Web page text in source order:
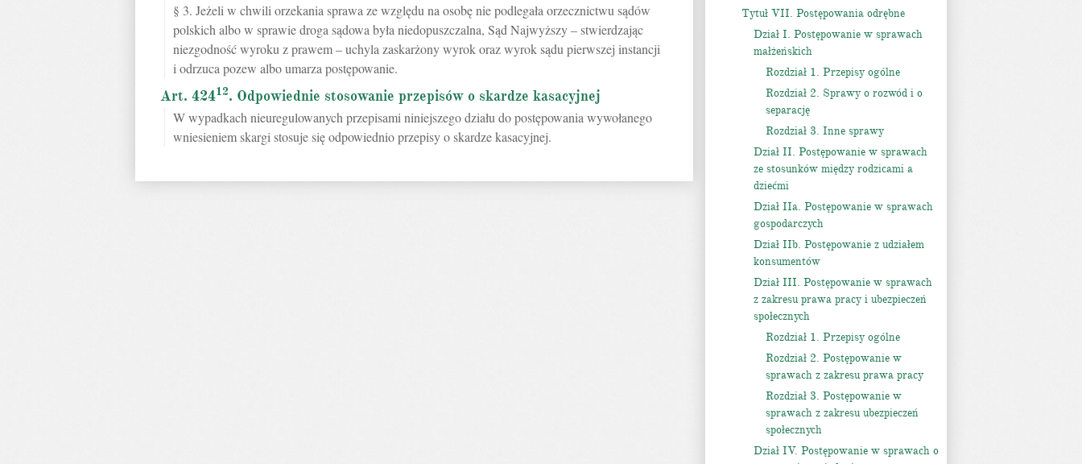
§ 3. Jeżeli w chwili orzekania sprawa ze względu na osobę nie podlegała orzecznictwu sądów
polskich albo w sprawie droga sądowa była niedopuszczalna, Sąd Najwyższy – stwierdzając
niezgodność wyroku z prawem – uchyla zaskarżony wyrok oraz wyrok sądu pierwszej instancji
i odrzuca pozew albo umarza postępowanie.
Art. 42412. Odpowiednie stosowanie przepisów o skardze kasacyjnej
W wypadkach nieuregulowanych przepisami niniejszego działu do postępowania wywołanego
wniesieniem skargi stosuje się odpowiednio przepisy o skardze kasacyjnej.
Tytuł VII. Postępowania odrębne
Dział I. Postępowanie w sprawach
małżeńskich
Rozdział 1. Przepisy ogólne
Rozdział 2. Sprawy o rozwód i o
separację
Rozdział 3. Inne sprawy
Dział II. Postępowanie w sprawach
ze stosunków między rodzicami a
dziećmi
Dział IIa. Postępowanie w sprawach
gospodarczych
Dział IIb. Postępowanie z udziałem
konsumentów
Dział III. Postępowanie w sprawach
z zakresu prawa pracy i ubezpieczeń
społecznych
Rozdział 1. Przepisy ogólne
Rozdział 2. Postępowanie w
sprawach z zakresu prawa pracy
Rozdział 3. Postępowanie w
sprawach z zakresu ubezpieczeń
społecznych
Dział IV. Postępowanie w sprawach o